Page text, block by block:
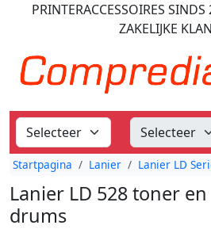
PRINTERACCESSOIRES SINDS
ZAKELIJKE
Startpagina Lanier Lanier LD
Lanier LD 528 toner en
drums